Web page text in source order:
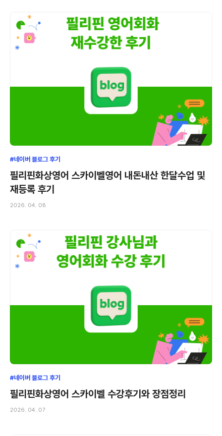
#네이버 블로그 후기
필리핀화상영어 스카이벨영어 내돈내산 한달수업 및
재등록 후기
2026. 04. 08
#네이버 블로그 후기
필리핀화상영어 스카이벨 수강후기와 장점정리
2026. 04. 07